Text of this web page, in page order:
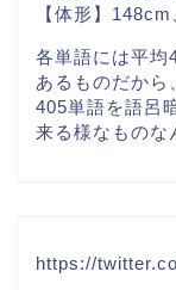
【体形】
各単語には平均
あるものだから
405単語を語呂
来る様なものな
https://